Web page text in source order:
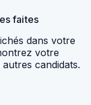
faites
dans votre
votre
candidats.